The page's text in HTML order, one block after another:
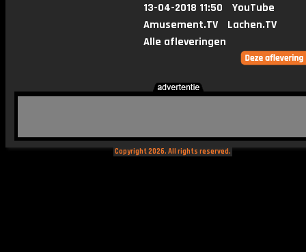
13-04-2018 11:50
YouTube
Amusement.TV
Lachen.TV
Alle afleveringen
Copyright 2026. All rights reserved.